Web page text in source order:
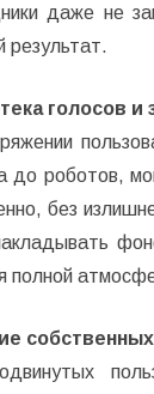
даже не
результат.
голосов
до роботов,
без
полной